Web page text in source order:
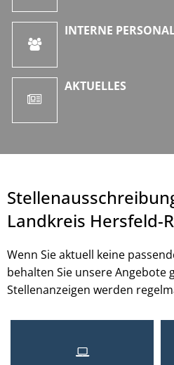
INTERNE
AKTUELLES
Landkreis Hersfeld-
Wenn Sie aktuell keine
behalten Sie unsere Angebote
Stellenanzeigen werden